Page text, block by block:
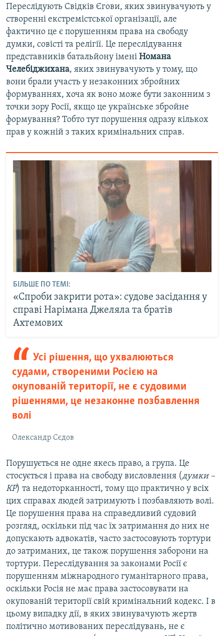
Переслідують Свідків Єгови, яких звинувачують у
створенні екстремістської організації, але
фактично це є порушенням права на свободу
думки, совісті та релігії. Це переслідування
представників батальйону імені Номана
Челебіджихана, яких звинувачують у тому, що
вони брали участь у незаконних збройних
формуваннях, хоча як воно може бути законним з
точки зору Росії, якщо це українське збройне
формування? Тобто тут порушення одразу кількох
прав у кожній з таких кримінальних справ.
БІЛЬШЕ ПО ТЕМІ:
«Спроби закрити рота»: судове засідання у
справі Нарімана Джеляла та братів
Ахтемових
Усі рішення, що ухвалюються
судами, створеними Росією на
окупованій території, не є судовими
рішеннями, це незаконне позбавлення
волі
Олександр Сєдов
Порушується не одне якесь право, а група. Це
стосується і права на свободу висловлення (думки –
КР) та недоторканності, тому що практично у всіх
цих справах людей затримують і позбавляють волі.
Це порушення права на справедливий судовий
розгляд, оскільки під час їх затримання до них не
допускають адвокатів, часто застосовують тортури
до затриманих, це також порушення заборони на
тортури. Переслідування за законами Росії є
порушенням міжнародного гуманітарного права,
оскільки Росія не має права застосовувати на
окупованій території свій кримінальний кодекс. І в
цьому випадку дії, в яких звинувачують жертв
політично мотивованих переслідувань, не є